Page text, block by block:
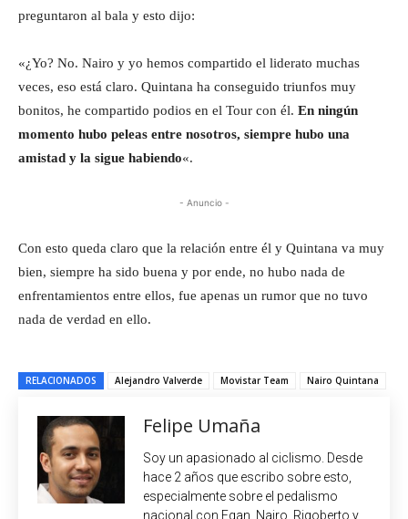
preguntaron al bala y esto dijo:
«¿Yo? No. Nairo y yo hemos compartido el liderato muchas
veces, eso está claro. Quintana ha conseguido triunfos muy
bonitos, he compartido podios en el Tour con él. En ningún
momento hubo peleas entre nosotros, siempre hubo una
amistad y la sigue habiendo«.
- Anuncio -
Con esto queda claro que la relación entre él y Quintana va muy
bien, siempre ha sido buena y por ende, no hubo nada de
enfrentamientos entre ellos, fue apenas un rumor que no tuvo
nada de verdad en ello.
RELACIONADOS Alejandro Valverde Movistar Team Nairo Quintana
Felipe Umaña
Soy un apasionado al ciclismo. Desde
hace 2 años que escribo sobre esto,
especialmente sobre el pedalismo
nacional con Egan, Nairo, Rigoberto y